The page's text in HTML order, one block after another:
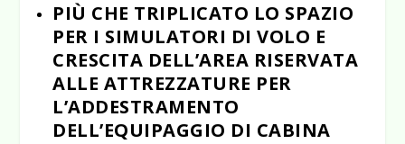
PIÙ CHE TRIPLICATO LO SPAZIO
PER I SIMULATORI DI VOLO E
CRESCITA DELL’AREA RISERVATA
ALLE ATTREZZATURE PER
L’ADDESTRAMENTO
DELL’EQUIPAGGIO DI CABINA